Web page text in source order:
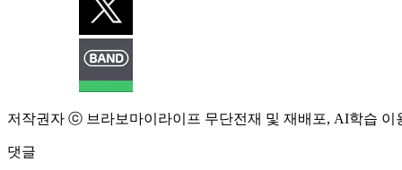
저작권자 ⓒ 브라보마이라이프 무단전재 및 재배포, AI학습 이
댓글